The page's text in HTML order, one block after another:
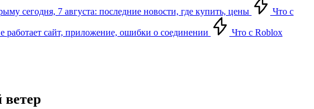
сегодня, 7 августа: последние новости, где купить, цены Что с
работает сайт, приложение, ошибки о соединении
Что с Roblox